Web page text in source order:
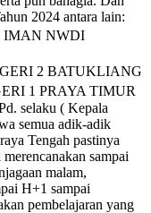
2024 antara lain:
IMAN NWDI
2 BATUKLIANG
1 PRAYA TIMUR
selaku ( Kepala
semua adik-adik
Tengah pastinya
sampai
malam,
H+1 sampai
pembelajaran yang